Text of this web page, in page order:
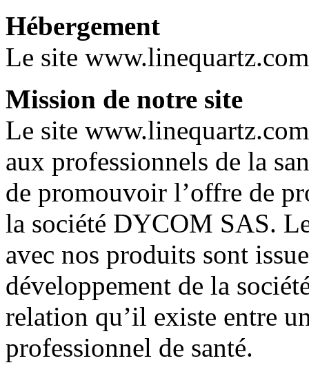
Hébergement
Le site
Mission de notre site
Le site
aux professionnels de la
de promouvoir l’offre de
la société DYCOM SAS.
avec nos produits sont
développement de la
relation qu’il existe entre
professionnel de santé.